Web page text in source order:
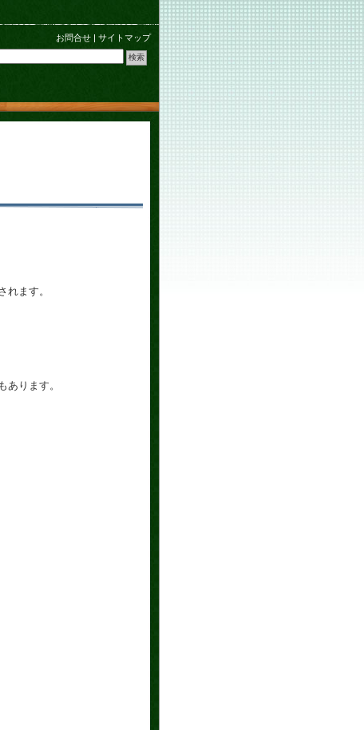
お問合せ | サイトマップ
れます。
ります。